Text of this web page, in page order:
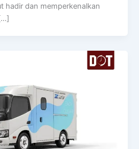
hadir dan memperkenalkan